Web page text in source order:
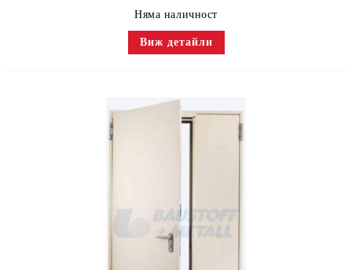
Няма наличност
Виж детайли